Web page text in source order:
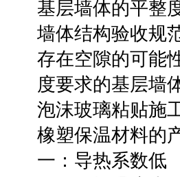
基层墙体的平整
墙体结构验收规
存在空隙的可能
度要求的基层墙
泡沫玻璃粘贴施
橡塑保温材料
一：导热系数低